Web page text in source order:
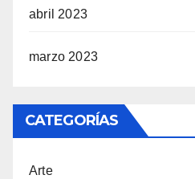
abril 2023
marzo 2023
CATEGORÍAS
Arte